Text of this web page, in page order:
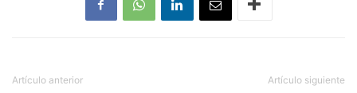
Artículo anterior Artículo siguiente